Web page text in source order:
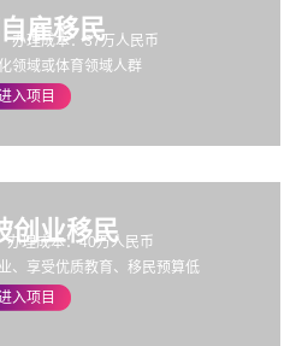
雇移民
办理成本：37万人民币
领域或体育领域人群
入项目
创业移民
办理成本：40万人民币
、享受优质教育、移民预算低
入项目